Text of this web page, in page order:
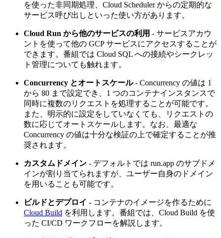
を使った非同期処理、Cloud Scheduler からの定期的な
サービス呼び出しといった使い方があります。
Cloud Run から他のサービスの利用 - サービスアカウ
ントを使って他の GCP サービスにアクセスすることが
できます。番組では Cloud SQL への接続やシークレッ
ト管理についても触れます。
Concurrency とオートスケール- Concurrency の値は 1
から 80 まで設定でき、1 つのコンテナインスタンスで
同時に複数のリクエストを処理することが可能です。
また、明示的に設定をしていなくても、リクエストの
数に応じてオートスケールします。なお、最適な
Concurrency の値は十分な検証の上で確定することが推
奨されます。
カスタムドメイン - デフォルトでは run.app のサブドメ
インが割り当てられますが、ユーザー自身のドメイン
を用いることも可能です。
ビルドとデプロイ - コンテナのイメージを作るために
Cloud Build を利用します。番組では、Cloud Build を使
った CI/CD ワークフローを解説します。